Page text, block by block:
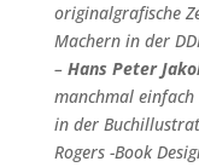
originalgrafische
Machern in der
– Hans Peter
manchmal
in der
Rogers -Book